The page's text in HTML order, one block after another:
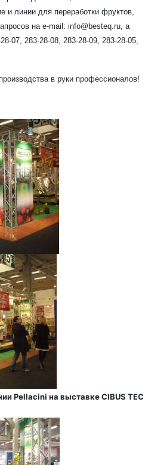
и линии для переработки фруктов,
на e-mail: info@besteq.ru, а
07, 283-28-08, 283-28-09, 283-28-05,
в руки профессионалов!
Pellacini на выставке CIBUS TEC